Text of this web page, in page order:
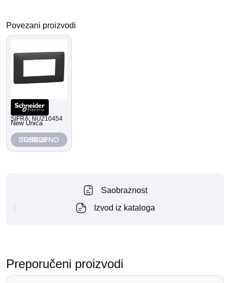
Povezani proizvodi
ŠIFRA: NU210454
New Unica
TRENUTNO NIJE DOSTUPNO
Saobraznost
Izvod iz kataloga
Preporučeni proizvodi